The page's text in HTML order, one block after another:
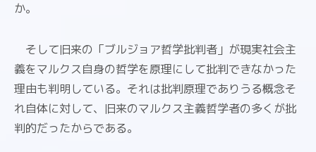
か。
そして旧来の「ブルジョア哲学批判者」が現実社会主
義をマルクス自身の哲学を原理にして批判できなかった
理由も判明している。それは批判原理でありうる概念そ
れ自体に対して、旧来のマルクス主義哲学者の多くが批
判的だったからである。